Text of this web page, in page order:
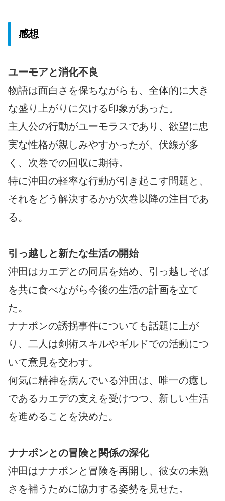
感想
ユーモアと消化不良
物語は面白さを保ちながらも、全体的に大き
な盛り上がりに欠ける印象があった。
主人公の行動がユーモラスであり、欲望に忠
実な性格が親しみやすかったが、伏線が多
く、次巻での回収に期待。
特に沖田の軽率な行動が引き起こす問題と、
それをどう解決するかが次巻以降の注目であ
る。
引っ越しと新たな生活の開始
沖田はカエデとの同居を始め、引っ越しそば
を共に食べながら今後の生活の計画を立て
た。
ナナポンの誘拐事件についても話題に上が
り、二人は剣術スキルやギルドでの活動につ
いて意見を交わす。
何気に精神を病んでいる沖田は、唯一の癒し
であるカエデの支えを受けつつ、新しい生活
を進めることを決めた。
ナナポンとの冒険と関係の深化
沖田はナナポンと冒険を再開し、彼女の未熟
さを補うために協力する姿勢を見せた。